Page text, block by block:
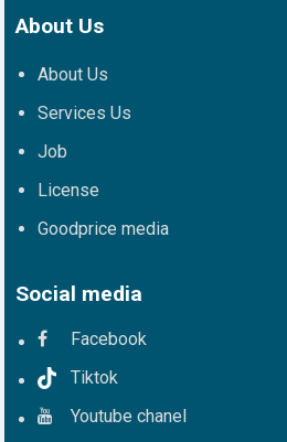
About Us
About Us
Services Us
Job
License
Goodprice media
Social media
Facebook
Tiktok
Youtube chanel